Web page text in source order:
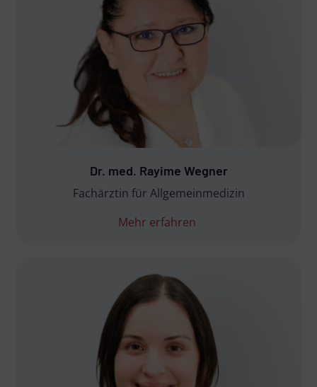
Dr. med. Rayime Wegner
Fachärztin für Allgemeinmedizin
Mehr erfahren